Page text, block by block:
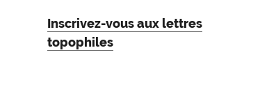
Inscrivez-vous aux lettres
topophiles